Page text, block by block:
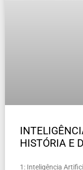
HISTÓRIA E
1: Inteligência